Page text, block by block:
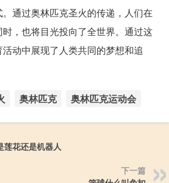
通过奥林匹克圣火的传递，人们在
，也将目光投向了全世界。通过这
动中展现了人类共同的梦想和追
奥林匹克 奥林匹克运动会
莲花还是机器人
下一篇